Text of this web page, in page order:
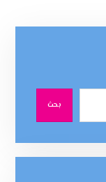
بحث